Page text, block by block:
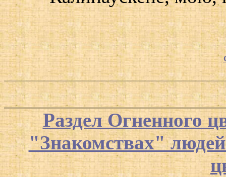
Раздел Огненного
"Знакомствах"